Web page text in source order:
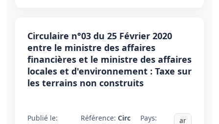
Circulaire n°03 du 25 Février 2020
entre le ministre des affaires
financières et le ministre des affaires
locales et d'environnement : Taxe sur
les terrains non construits
Publié le:
Référence: Circ
Pays:
ar